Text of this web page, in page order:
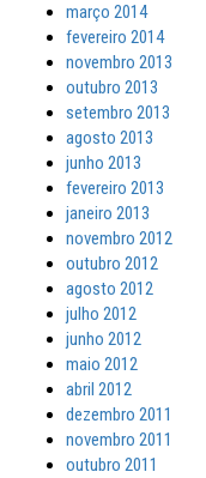
março 2014
fevereiro 2014
novembro 2013
outubro 2013
setembro 2013
agosto 2013
junho 2013
fevereiro 2013
janeiro 2013
novembro 2012
outubro 2012
agosto 2012
julho 2012
junho 2012
maio 2012
abril 2012
dezembro 2011
novembro 2011
outubro 2011